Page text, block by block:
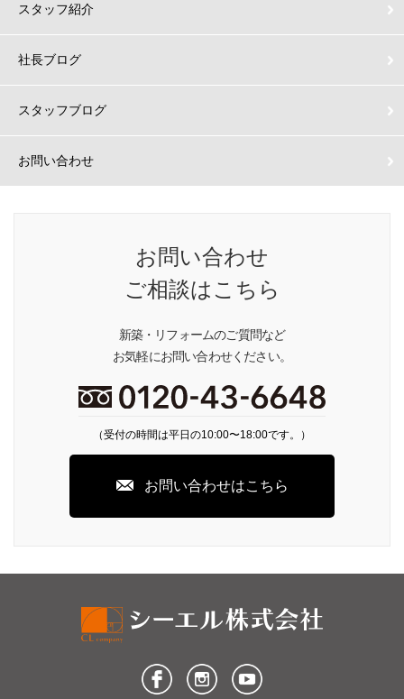
スタッフ紹介
社長ブログ
スタッフブログ
お問い合わせ
お問い合わせ
ご相談はこちら
新築・リフォームのご質問など
お気軽にお問い合わせください。
（受付の時間は平日の10:00〜18:00です。）
お問い合わせはこちら